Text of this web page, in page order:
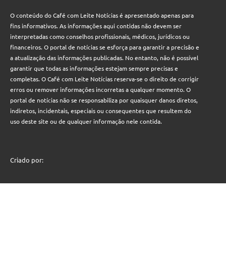
O conteúdo do Café com Leite Notícias é apresentado apenas para
fins informativos. As informações aqui contidas não devem ser
interpretadas como conselhos profissionais, médicos, jurídicos ou
financeiros. O portal de notícias se esforça para garantir a precisão e
a atualização das informações publicadas. No entanto, não é possível
garantir que todas as informações estejam sempre precisas e
completas. O Café com Leite Notícias reserva-se o direito de corrigir
erros ou remover informações incorretas a qualquer momento. O
portal de notícias não se responsabiliza por quaisquer danos diretos,
indiretos, incidentais, especiais ou consequentes que resultem do
uso deste site ou de qualquer informação nele contida.
Criado por: